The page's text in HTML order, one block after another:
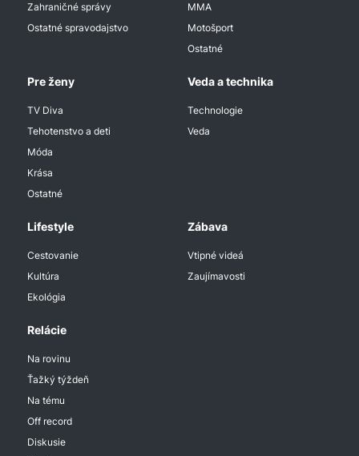
Zahraničné správy
Ostatné spravodajstvo
MMA
Motošport
Ostatné
Pre ženy
TV Diva
Tehotenstvo a deti
Móda
Krása
Ostatné
Veda a technika
Technologie
Veda
Lifestyle
Cestovanie
Kultúra
Ekológia
Zábava
Vtipné videá
Zaujímavosti
Relácie
Na rovinu
Ťažký týždeň
Na tému
Off record
Diskusie